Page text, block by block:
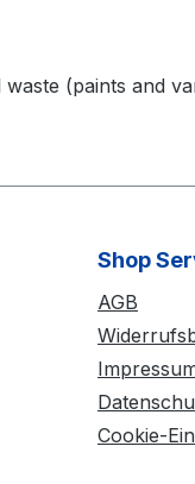
(paints and
Shop
AGB
Cookie-